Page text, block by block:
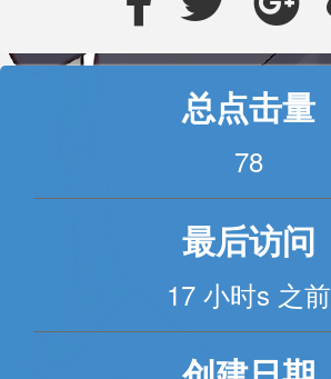
总点击量
78
最后访问
17 小时s 之前